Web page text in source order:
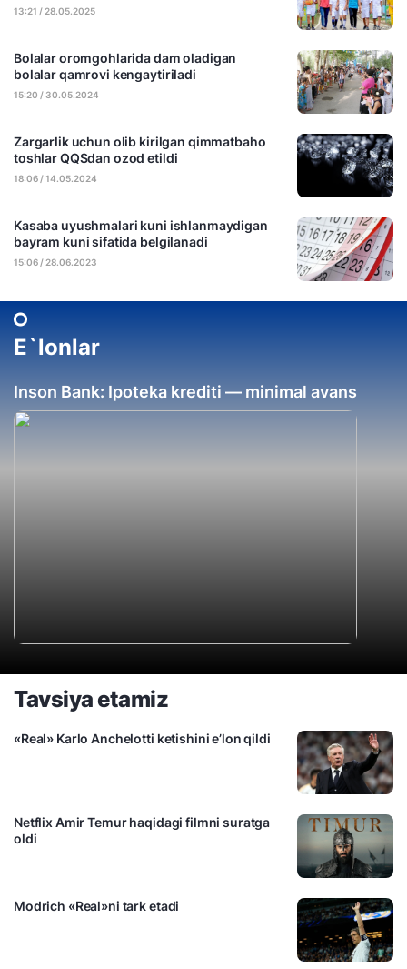
13:21 / 28.05.2025
Bolalar oromgohlarida dam oladigan
bolalar qamrovi kengaytiriladi
15:20 / 30.05.2024
Zargarlik uchun olib kirilgan qimmatbaho
toshlar QQSdan ozod etildi
18:06 / 14.05.2024
Kasaba uyushmalari kuni ishlanmaydigan
bayram kuni sifatida belgilanadi
15:06 / 28.06.2023
E`lonlar
Inson Bank: Ipoteka krediti — minimal avans
Tavsiya etamiz
«Real» Karlo Anchelotti ketishini e’lon qildi
Netflix Amir Temur haqidagi filmni suratga
oldi
Modrich «Real»ni tark etadi